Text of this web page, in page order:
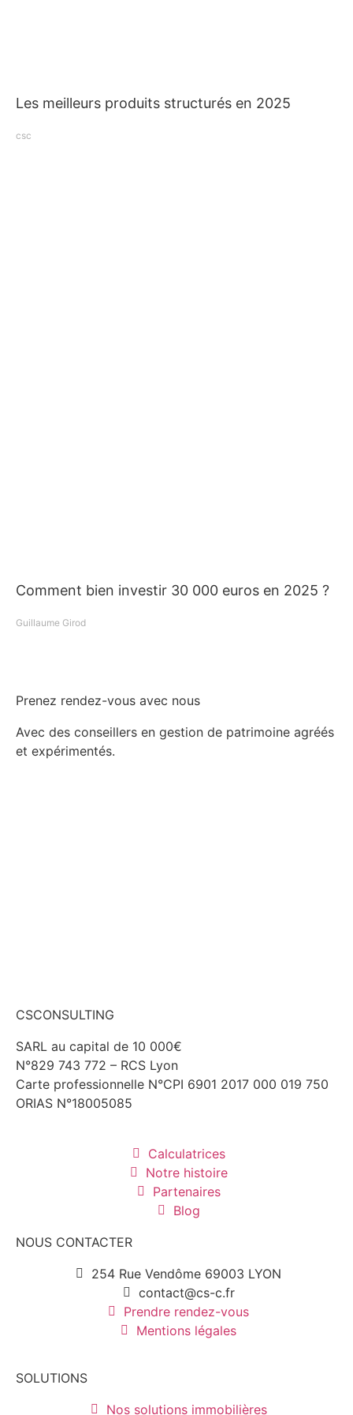
Les meilleurs produits structurés en 2025
csc
Comment bien investir 30 000 euros en 2025 ?
Guillaume Girod
Prenez rendez-vous avec nous
Avec des conseillers en gestion de patrimoine agréés
et expérimentés.
CSCONSULTING
SARL au capital de 10 000€
N°829 743 772 – RCS Lyon
Carte professionnelle N°CPI 6901 2017 000 019 750
ORIAS N°18005085
Calculatrices
Notre histoire
Partenaires
Blog
NOUS CONTACTER
254 Rue Vendôme 69003 LYON
contact@cs-c.fr
Prendre rendez-vous
Mentions légales
SOLUTIONS
Nos solutions immobilières